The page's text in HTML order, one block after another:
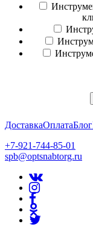
ДоставкаОплатаБлог
+7-921-744-85-01
spb@optsnabtorg.ru